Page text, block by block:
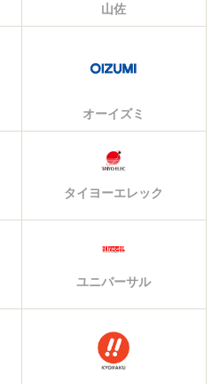
山佐
オーイズミ
タイヨーエレック
ユニバーサル